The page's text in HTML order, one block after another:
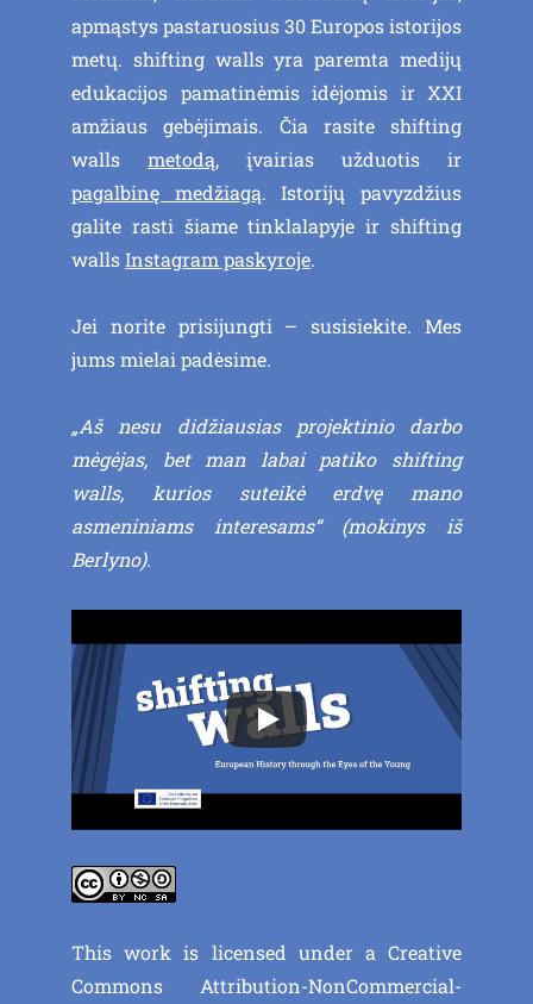
apmąstys pastaruosius 30 Europos istorijos
metų. shifting walls yra paremta medijų
edukacijos pamatinėmis idėjomis ir XXI
amžiaus gebėjimais. Čia rasite shifting
walls metodą, įvairias užduotis ir
pagalbinę medžiagą. Istorijų pavyzdžius
galite rasti šiame tinklalapyje ir shifting
wallsInstagram paskyroje.
Jei norite prisijungti – susisiekite. Mes
jums mielai padėsime.
„Aš nesu didžiausias projektinio darbo
mėgėjas, bet man labai patiko shifting
walls, kurios suteikė erdvę mano
asmeniniams interesams“ (mokinys iš
Berlyno).
This work is licensed under a Creative
Commons Attribution-NonCommercial-